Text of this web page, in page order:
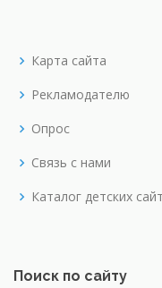
Карта сайта
Рекламодателю
Опрос
Связь с нами
Каталог детских
Поиск по сайту